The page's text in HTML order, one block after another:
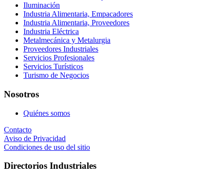
Iluminación
Industria Alimentaria, Empacadores
Industria Alimentaria, Proveedores
Industria Eléctrica
Metalmecánica y Metalurgia
Proveedores Industriales
Servicios Profesionales
Servicios Turísticos
Turismo de Negocios
Nosotros
Quiénes somos
Contacto
Aviso de Privacidad
Condiciones de uso del sitio
Directorios Industriales